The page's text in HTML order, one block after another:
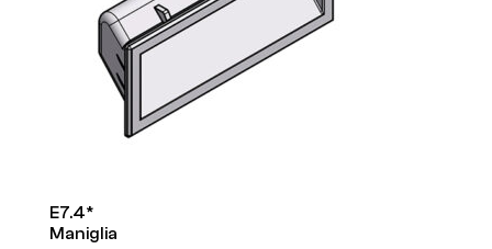
E7.4*
Maniglia